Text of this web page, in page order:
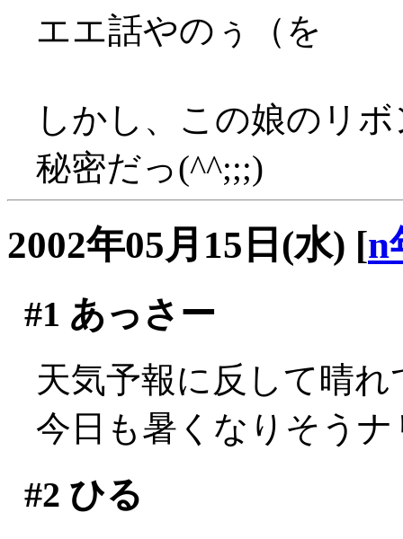
エエ話やのぅ（を
しかし、この娘のリ
秘密だっ(^^;;;)
2002年05月15日(水) [n
#1 あっさー
天気予報に反して晴れ
今日も暑くなりそう
#2 ひる